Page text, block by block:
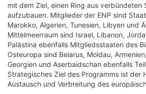
mit dem Ziel, einen Ring aus verbündeten
aufzubauen. Mitglieder der ENP sind
Marokko, Algerien, Tunesien, Libyen und
Mittelmeerraum sind Israel, Libanon,
Palästina ebenfalls Mitgliedsstaaten des
Osteuropa sind Belarus, Moldau,
Georgien und Aserbaidschan ebenfalls
Strategisches Ziel des Programms ist der
Austausch und Verbreitung des